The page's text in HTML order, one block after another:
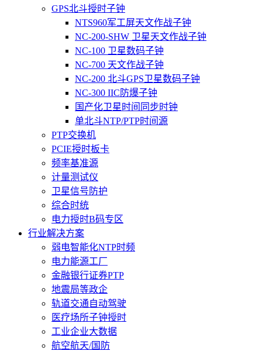
GPS北斗授时子钟
NTS960军工屏天文作战子钟
NC-200-SHW 卫星天文作战子钟
NC-100 卫星数码子钟
NC-700 天文作战子钟
NC-200 北斗GPS卫星数码子钟
NC-300 IIC防爆子钟
国产化卫星时间同步时钟
单北斗NTP/PTP时间源
PTP交换机
PCIE授时板卡
频率基准源
计量测试仪
卫星信号防护
综合时统
电力授时B码专区
行业解决方案
弱电智能化NTP时频
电力能源工厂
金融银行证券PTP
地震局等政企
轨道交通自动驾驶
医疗场所子钟授时
工业企业大数据
航空航天/国防